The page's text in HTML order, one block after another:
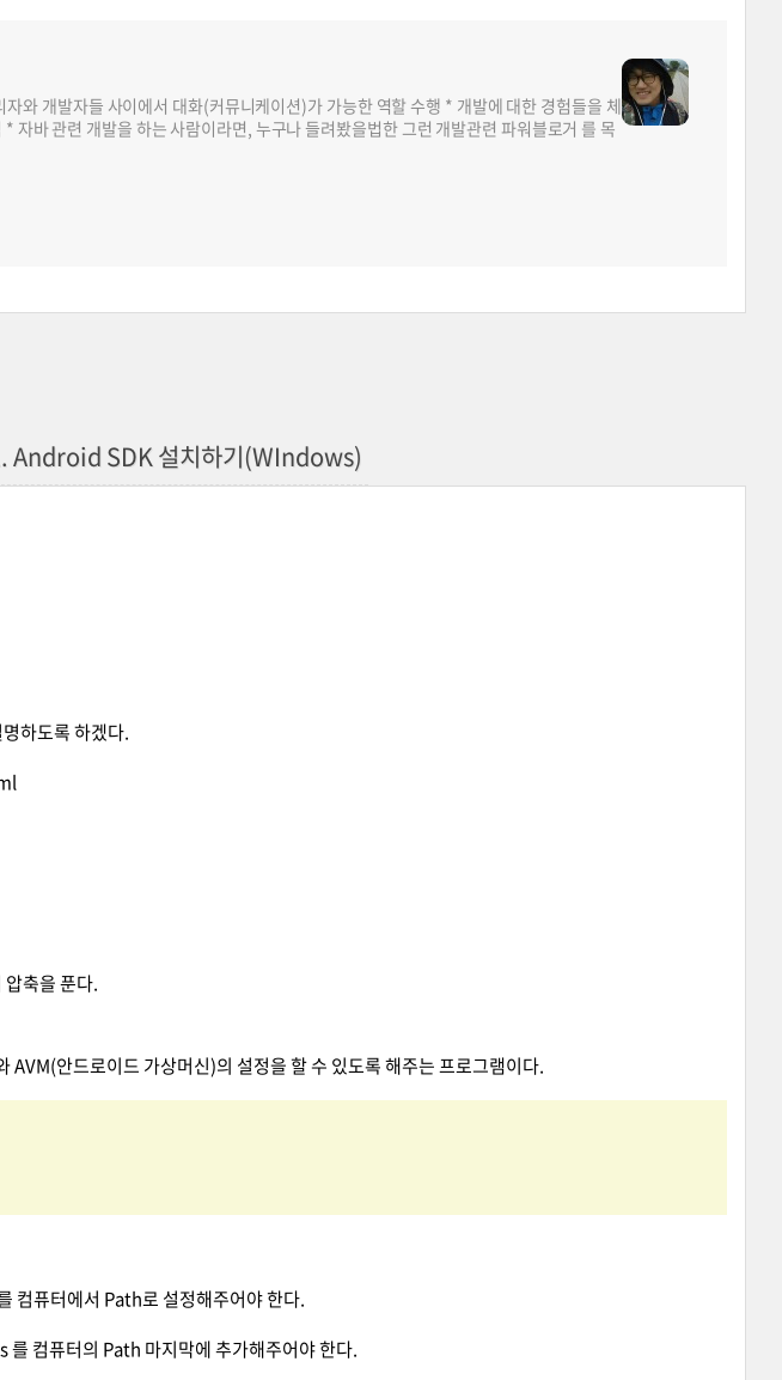
와 개발자들 사이에서 대화(커뮤니케이션)가 가능한 역할 수행 * 개발에 대한 경험들을 체
자바 관련 개발을 하는 사람이라면, 누구나 들려봤을법한 그런 개발관련 파워블로거 를 목
Android SDK 설치하기(WIndows)
하도록 하겠다.
축을 푼다.
안드로이드 가상머신)의 설정을 할 수 있도록 해주는 프로그램이다.
퓨터에서 Path로 설정해주어야 한다.
퓨터의 Path 마지막에 추가해주어야 한다.